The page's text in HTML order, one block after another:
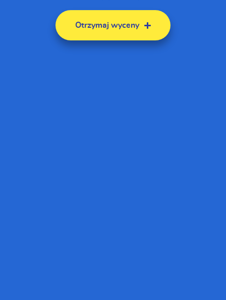
Otrzymaj wyceny